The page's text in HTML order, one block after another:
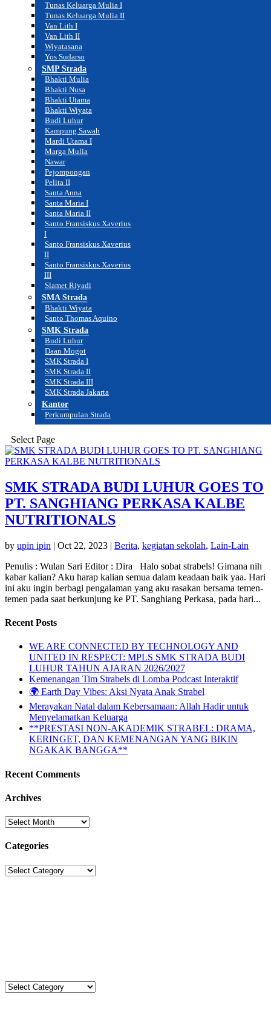
Tunas Keluarga Mulia I
Tunas Keluarga Mulia II
Van Lith I
Van Lith II
Wiyatasana
Yos Sudarso
SMP Strada
Bhakti Mulia
Bhakti Nusa
Bhakti Utama
Bhakti Wiyata
Budi Luhur
Kampung Sawah
Mardi Utama I
Marga Mulia
Nawar
Pejompongan
Pelita II
Santa Anna
Santa Maria I
Santa Maria II
Santo Fransiskus Xaverius
I
Santo Fransiskus Xaverius
II
Santo Fransiskus Xaverius
III
Slamet Riyadi
SMA Strada
Bhakti Wiyata
Santo Thomas Aquino
SMK Strada
Budi Luhur
Daan Mogot
SMK Strada I
SMK Strada II
SMK Strada III
SMK Strada Jakarta
Kantor
Perkumpulan Strada
Select Page
SMK STRADA BUDI LUHUR GOES TO
PT. SANGHIANG PERKASA KALBE
NUTRITIONALS
by upin ipin | Oct 22, 2023 | Berita, kegiatan sekolah, Lain-Lain
Penulis : Wulan Sari Editor : Dira Halo sobat strabels! Gimana nih
kabar kalian? Aku harap kalian semua dalam keadaan baik yaa. Hari
ini aku ingin berbagi pengalaman yang aku rasakan bersama temen-
temen pada saat berkunjung ke PT. Sanghiang Perkasa, pada hari...
Recent Posts
WE ARE CONNECTED BY TECHNOLOGY AND
UNITED IN RESPECT: MPLS SMK STRADA BUDI
LUHUR TAHUN AJARAN 2026/2027
Kemenangan Tim Strabels di Lomba Podcast Interaktif
🌍 Earth Day Vibes: Aksi Nyata Anak Strabel
Merayakan Natal dalam Kebersamaan: Allah Hadir untuk
Menyelamatkan Keluarga
**PRESTASI NON-AKADEMIK STRABEL: DRAMA,
KERINGET, DAN KEMENANGAN YANG BIKIN
NGAKAK BANGGA**
Recent Comments
Archives
Archives
Categories
Categories
Kategori